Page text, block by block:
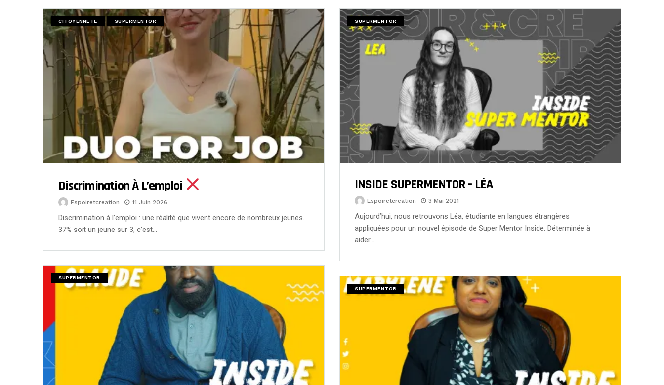
CITOYENNETÉ SUPERMENTOR
Discrimination À L’emploi
Espoiretcreation 11 Juin 2026
Discrimination à l’emploi : une réalité que vivent encore de nombreux jeunes.
37% soit un jeune sur 3, c’est…
SUPERMENTOR
INSIDE SUPERMENTOR – LÉA
Espoiretcreation 3 Mai 2021
Aujourd’hui, nous retrouvons Léa, étudiante en langues étrangères
appliquées pour un nouvel épisode de Super Mentor Inside. Déterminée à
aider…
SUPERMENTOR
SUPERMENTOR